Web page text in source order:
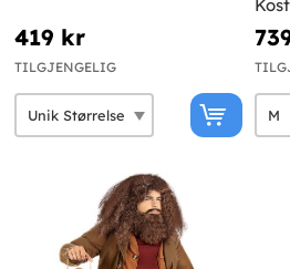
419 kr
TILGJENGELIG